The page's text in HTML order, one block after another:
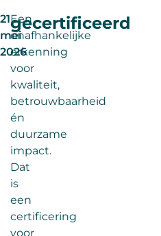
21
mei
2026
Een
onafhankelijke
erkenning
voor
kwaliteit,
betrouwbaarheid
én
duurzame
impact.
Dat
is
een
certificering
voor
gecertificeerd